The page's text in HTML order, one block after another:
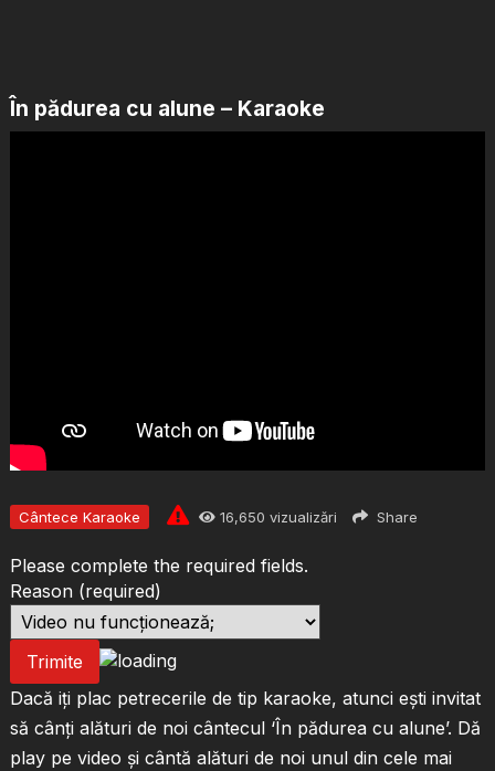
În pădurea cu alune – Karaoke
Cântece Karaoke 16,650 vizualizări Share
Please complete the required fields.
Reason (required)
Trimite
Dacă iți plac petrecerile de tip karaoke, atunci ești invitat
să cânți alături de noi cântecul ‘În pădurea cu alune’. Dă
play pe video și cântă alături de noi unul din cele mai